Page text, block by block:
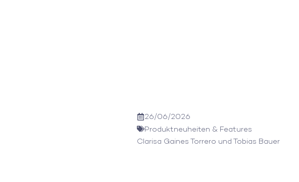
26/06/2026
Produktneuheiten & Features
Clarisa Gaines Torrero und Tobias Bauer